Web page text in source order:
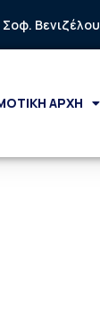
Σοφ.
ΑΡΧΗ